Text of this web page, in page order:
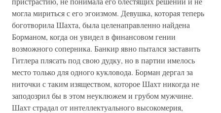
могла мириться с его эгоизмом. Девушка, которая теперь
боготворила Шахта, была целенаправленно найдена
Борманом, когда он увидел в финансовом гении
возможного соперника. Банкир явно пытался заставить
Гитлера плясать под свою дудку, но в партии имелось
место только для одного кукловода. Борман дергал за
ниточки с таким изяществом, которое Шахт никогда не
заподозрил бы в этом неуклюжем и грубом мужчине.
Шахт страдал от интеллектуального высокомерия,